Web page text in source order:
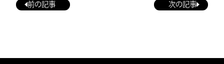
前の記事 次の記事